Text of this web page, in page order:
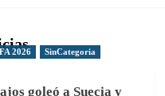
2026 SinCategoria
goleó a Suecia y